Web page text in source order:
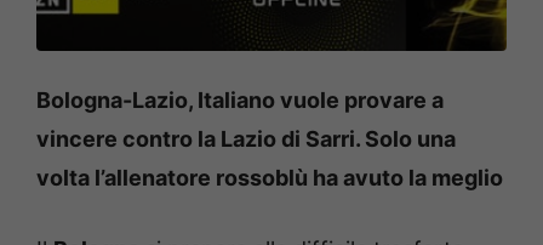
Bologna-Lazio, Italiano vuole provare a
vincere contro la Lazio di Sarri. Solo una
volta l’allenatore rossoblù ha avuto la meglio